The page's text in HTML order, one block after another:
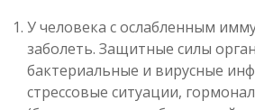
У человека с ослабленным
заболеть. Защитные силы
бактериальные и вирусные
стрессовые ситуации,